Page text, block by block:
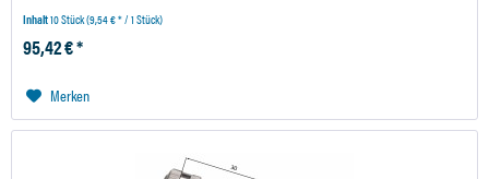
Inhalt10 Stück(9,54 € * / 1 Stück)
95,42 € *
Merken